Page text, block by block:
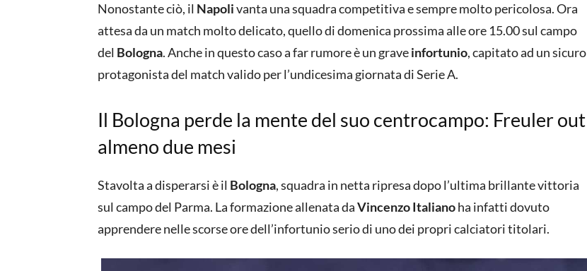
Nonostante ciò, il Napolivanta una squadra competitiva e sempre molto pericolosa. Ora
attesa da un match molto delicato, quello di domenica prossima alle ore 15.00 sul campo
del Bologna. Anche in questo caso a far rumore è un graveinfortunio, capitato ad un sicuro
protagonista del match valido per l’undicesima giornata di Serie A.
Il Bologna perde la mente del suo centrocampo: Freuler out
almeno due mesi
Stavolta a disperarsi è il Bologna, squadra in netta ripresa dopo l’ultima brillante vittoria
sul campo del Parma. La formazione allenata daVincenzo Italianoha infatti dovuto
apprendere nelle scorse ore dell’infortunio serio di uno dei propri calciatori titolari.